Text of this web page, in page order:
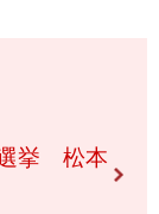
挙 松本